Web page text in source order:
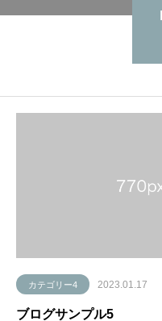
カテゴリー4 2023.01.17
ブログサンプル5